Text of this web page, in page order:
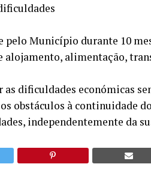
Município durante 10
alojamento, alimentação,
dificuldades económicas
obstáculos à continuidade
independentemente da